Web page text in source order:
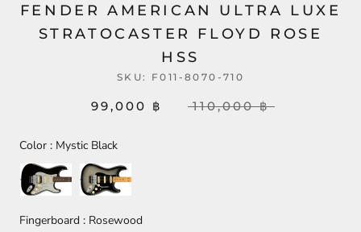
FENDER AMERICAN ULTRA LUXE
STRATOCASTER FLOYD ROSE
HSS
SKU: F011-8070-710
99,000 ฿ 110,000 ฿
Color : Mystic BlackColor
Fingerboard : Rosewood